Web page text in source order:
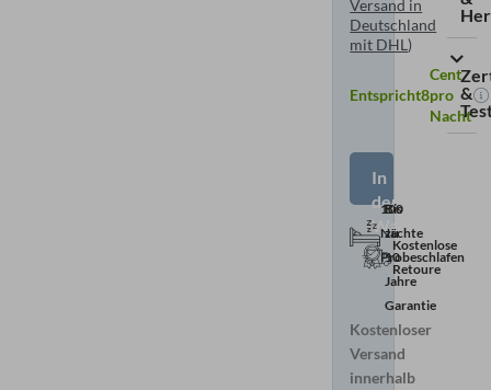
Versand in
Deutschland
mit DHL)
Entspricht8
Cent
pro
Nacht
In
den
Warenkorb
100
Nächte
Probeschlafen
Bis
zu
10
Jahre
Garantie
Kostenlose
Retoure
Kostenloser
Versand
innerhalb
&